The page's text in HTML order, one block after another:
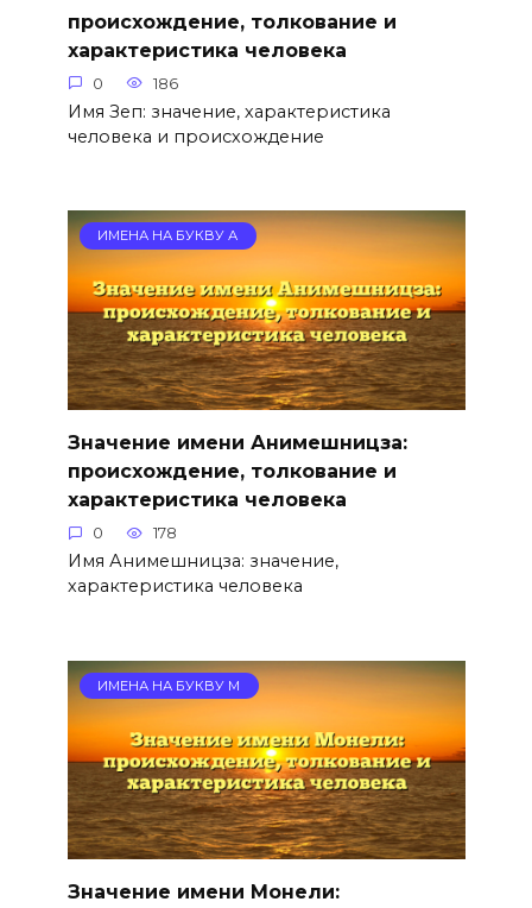
происхождение, толкование и
характеристика человека
0 186
Имя Зеп: значение, характеристика
человека и происхождение
ИМЕНА НА БУКВУ А
Значение имени Анимешницза:
происхождение, толкование и
характеристика человека
0 178
Имя Анимешницза: значение,
характеристика человека
ИМЕНА НА БУКВУ М
Значение имени Монели: